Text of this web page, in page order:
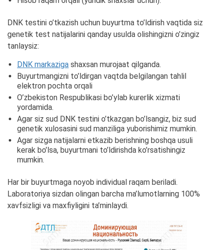
DNK testini o’tkazish uchun buyurtma to’ldirish vaqtida siz
genetik test natijalarini qanday usulda olishingizni o’zingiz
tanlaysiz:
DNK markaziga shaxsan murojaat qilganda.
Buyurtmangizni to’ldirgan vaqtda belgilangan tahlil
elektron pochta orqali
O’zbekiston Respublikasi bo’ylab kurerlik xizmati
yordamida.
Agar siz sud DNK testini o’tkazgan bo’lsangiz, biz sud
genetik xulosasini sud manziliga yuborishimiz mumkin.
Agar sizga natijalarni etkazib berishning boshqa usuli
kerak bo’lsa, buyurtmani to’ldirishda ko’rsatishingiz
mumkin.
Har bir buyurtmaga noyob individual raqam beriladi.
Laboratoriya sizdan olingan barcha ma’lumotlarning 100%
xavfsizligi va maxfiyligini ta’minlaydi.